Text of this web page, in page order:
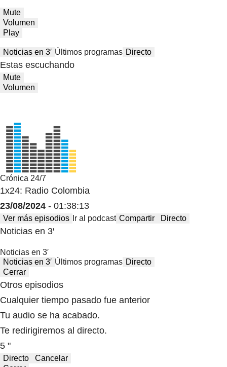
Mute
Volumen
Play
Noticias en 3′ Últimos programas Directo
Estas escuchando
Mute
Volumen
Crónica 24/7
1x24: Radio Colombia
23/08/2024 - 01:38:13
Ver más episodios Ir al podcast Compartir Directo
Noticias en 3′
Noticias en 3′
Noticias en 3′ Últimos programas Directo
Cerrar
Otros episodios
Cualquier tiempo pasado fue anterior
Tu audio se ha acabado.
Te redirigiremos al directo.
5 "
Directo
Cancelar